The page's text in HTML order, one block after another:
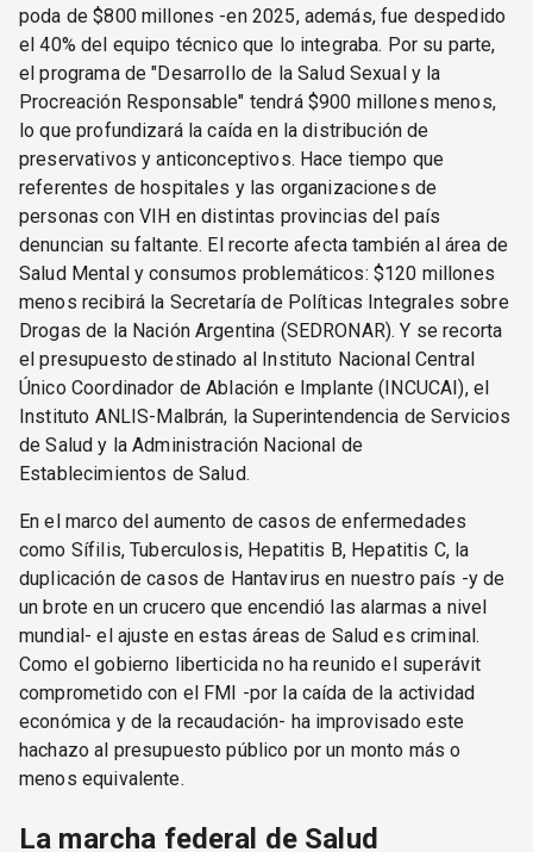
poda de $800 millones -en 2025, además, fue despedido
el 40% del equipo técnico que lo integraba. Por su parte,
el programa de "Desarrollo de la Salud Sexual y la
Procreación Responsable" tendrá $900 millones menos,
lo que profundizará la caída en la distribución de
preservativos y anticonceptivos. Hace tiempo que
referentes de hospitales y las organizaciones de
personas con VIH en distintas provincias del país
denuncian su faltante. El recorte afecta también al área de
Salud Mental y consumos problemáticos: $120 millones
menos recibirá la Secretaría de Políticas Integrales sobre
Drogas de la Nación Argentina (SEDRONAR). Y se recorta
el presupuesto destinado al Instituto Nacional Central
Único Coordinador de Ablación e Implante (INCUCAI), el
Instituto ANLIS-Malbrán, la Superintendencia de Servicios
de Salud y la Administración Nacional de
Establecimientos de Salud.
En el marco del aumento de casos de enfermedades
como Sífilis, Tuberculosis, Hepatitis B, Hepatitis C, la
duplicación de casos de Hantavirus en nuestro país -y de
un brote en un crucero que encendió las alarmas a nivel
mundial- el ajuste en estas áreas de Salud es criminal.
Como el gobierno liberticida no ha reunido el superávit
comprometido con el FMI -por la caída de la actividad
económica y de la recaudación- ha improvisado este
hachazo al presupuesto público por un monto más o
menos equivalente.
La marcha federal de Salud